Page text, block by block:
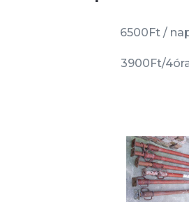
6500Ft /
3900Ft/